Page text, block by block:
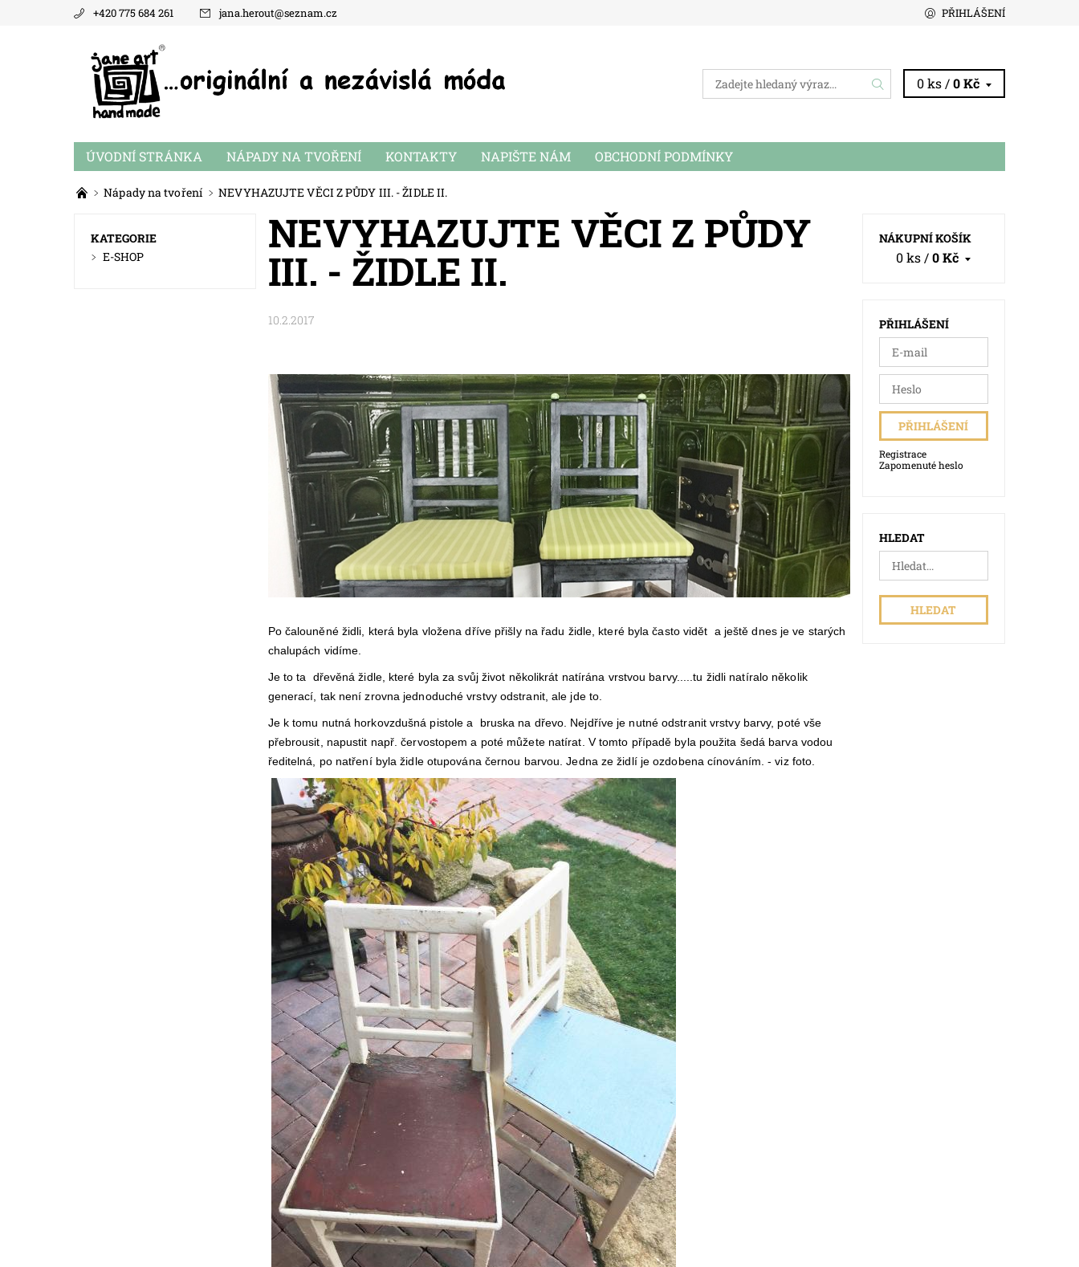
+420 775 684 261 jana.herout@seznam.cz PŘIHLÁŠENÍ
0 ks /0 Kč
ÚVODNÍ STRÁNKA NÁPADY NA TVOŘENÍ KONTAKTY NAPIŠTE NÁM OBCHODNÍ PODMÍNKY
Nápady na tvoření NEVYHAZUJTE VĚCI Z PŮDY III. - ŽIDLE II.
NEVYHAZUJTE VĚCI Z PŮDY
III. - ŽIDLE II.
10.2.2017
Po čalouněné židli, která byla vložena dříve přišly na řadu židle, které byla často vidět a ještě dnes je ve starých
chalupách vidíme.
Je to ta dřevěná židle, které byla za svůj život několikrát natírána vrstvou barvy.....tu židli natíralo několik
generací, tak není zrovna jednoduché vrstvy odstranit, ale jde to.
Je k tomu nutná horkovzdušná pistole a bruska na dřevo. Nejdříve je nutné odstranit vrstvy barvy, poté vše
přebrousit, napustit např. červostopem a poté můžete natírat. V tomto případě byla použita šedá barva vodou
ředitelná, po natření byla židle otupována černou barvou. Jedna ze židlí je ozdobena cínováním. - viz foto.
KATEGORIE
E-SHOP
NÁKUPNÍ KOŠÍK
0 ks /0 Kč
PŘIHLÁŠENÍ
Registrace
Zapomenuté heslo
HLEDAT